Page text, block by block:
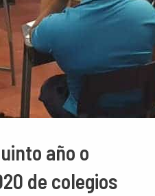
año o
de colegios